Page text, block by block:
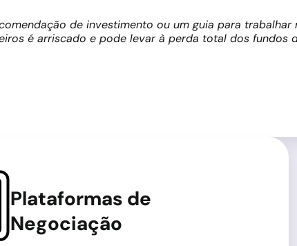
de investimento ou um guia para
é arriscado e pode levar à perda total dos fundos
Plataformas de
Negociação